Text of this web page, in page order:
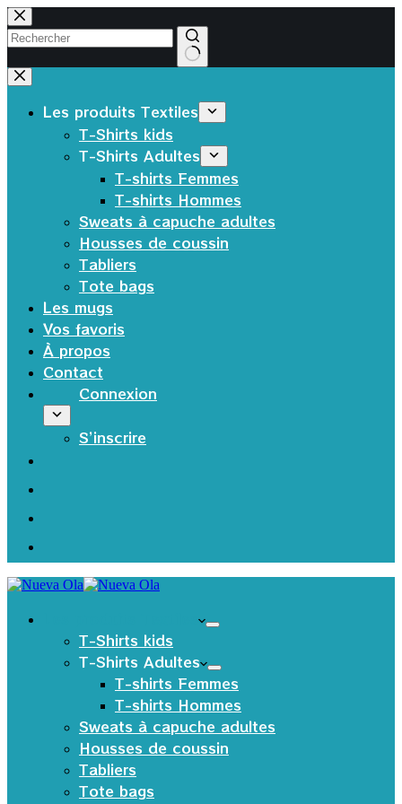
Passer
au
contenu
Aucun
résultat
Les produits Textiles
T-Shirts kids
T-Shirts Adultes
T-shirts Femmes
T-shirts Hommes
Sweats à capuche adultes
Housses de coussin
Tabliers
Tote bags
Les mugs
Vos favoris
À propos
Contact
Connexion
S’inscrire
T-Shirts kids
T-Shirts Adultes
T-shirts Femmes
T-shirts Hommes
Sweats à capuche adultes
Housses de coussin
Tabliers
Tote bags